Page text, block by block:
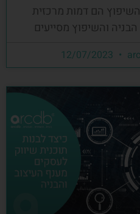
הם דמות מרכזית
והשיפוץ מסייעים